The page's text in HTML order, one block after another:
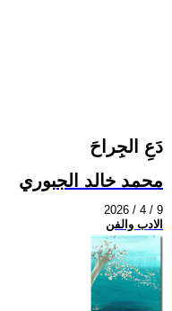
دَعِ الجِراحَ
محمد خالد الجبوري
2026 / 4 / 9
الادب والفن